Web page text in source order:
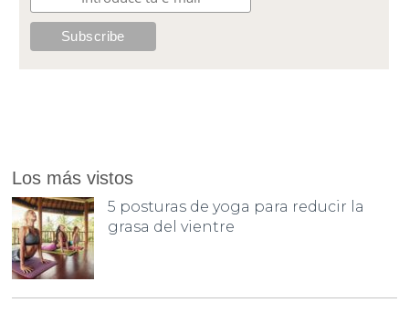
Los más vistos
5 posturas de yoga para reducir la
grasa del vientre